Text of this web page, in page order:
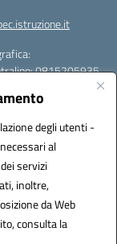
degli utenti -
al
servizi
inoltre,
da Web
consulta la
0815205935
|
UFOYYV |
S.r.l.